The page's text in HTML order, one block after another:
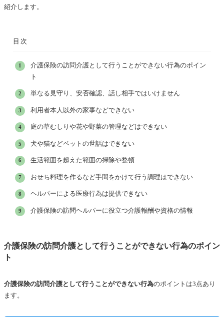
紹介します。
目次
介護保険の訪問介護として行うことができない行為のポイン
ト
単なる見守り、安否確認、話し相手ではいけません
利用者本人以外の家事などできない
庭の草むしりや花や野菜の管理などはできない
犬や猫などペットの世話はできない
生活範囲を超えた範囲の掃除や整頓
おせち料理を作るなど手間をかけて行う調理はできない
ヘルパーによる医療行為は提供できない
介護保険の訪問ヘルパーに役立つ介護報酬や資格の情報
介護保険の訪問介護として行うことができない行為のポイン
ト
介護保険の訪問介護として行うことができない行為のポイントは3点あり
ます。